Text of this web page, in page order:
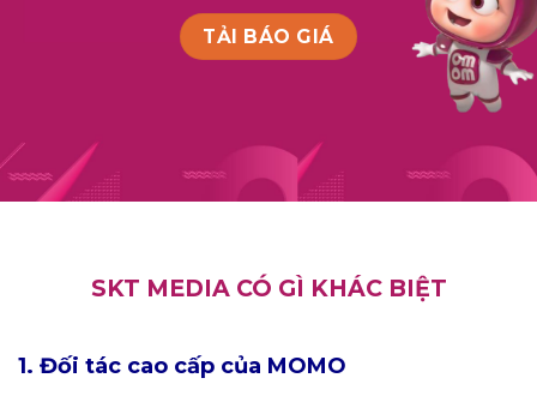
TẢI BÁO GIÁ
SKT MEDIA CÓ GÌ KHÁC BIỆT
1. Đối tác cao cấp của MOMO